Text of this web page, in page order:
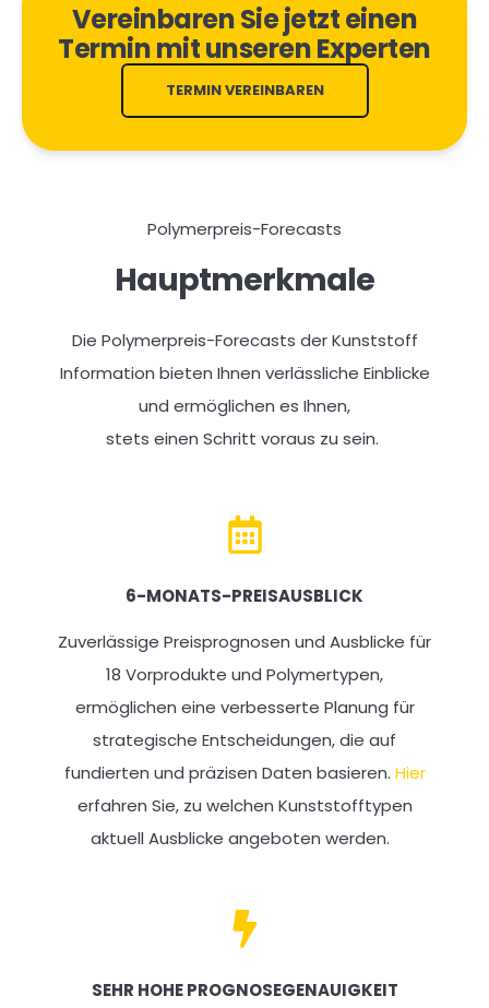
Vereinbaren Sie jetzt einen
Termin mit unseren Experten
TERMIN VEREINBAREN
Polymerpreis-Forecasts
Hauptmerkmale
Die Polymerpreis-Forecasts der Kunststoff
Information bieten Ihnen verlässliche Einblicke
und ermöglichen es Ihnen,
stets einen Schritt voraus zu sein.
6-MONATS-PREISAUSBLICK
Zuverlässige Preisprognosen und Ausblicke für
18 Vorprodukte und Polymertypen,
ermöglichen eine verbesserte Planung für
strategische Entscheidungen, die auf
fundierten und präzisen Daten basieren. Hier
erfahren Sie, zu welchen Kunststofftypen
aktuell Ausblicke angeboten werden.
SEHR HOHE PROGNOSEGENAUIGKEIT